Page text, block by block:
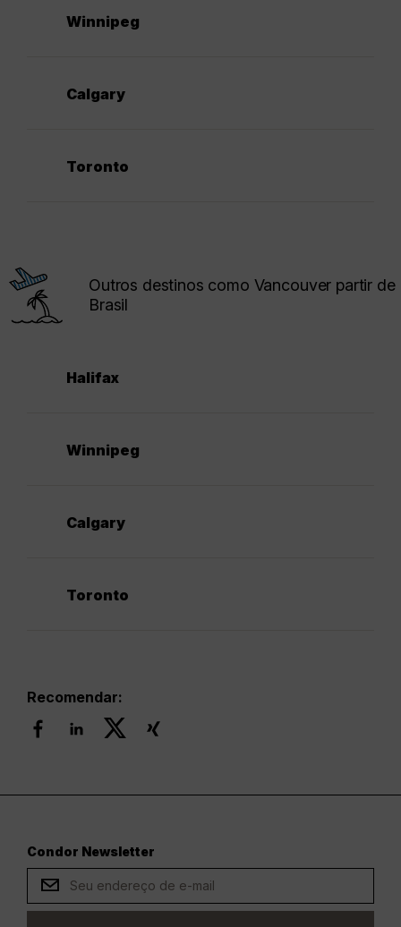
Winnipeg
Calgary
Toronto
Outros destinos como Vancouver partir de
Brasil
Halifax
Winnipeg
Calgary
Toronto
Recomendar:
Condor Newsletter